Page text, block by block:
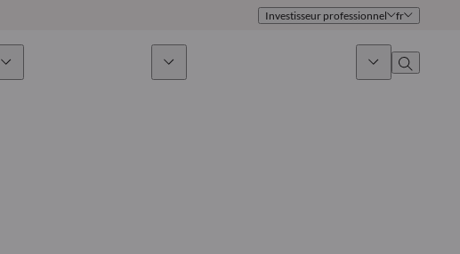
Investisseur professionnel fr